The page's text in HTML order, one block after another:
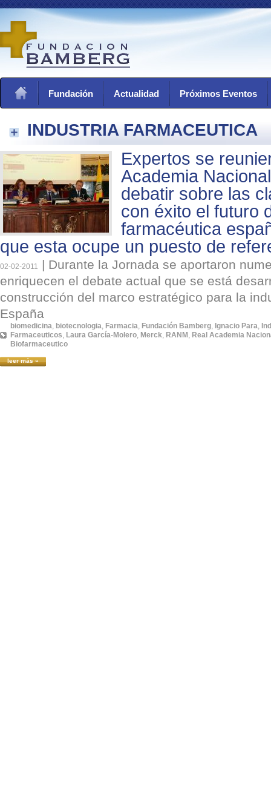
Fundación Actualidad Próximos Eventos
INDUSTRIA FARMACEUTICA
Expertos se
Academia
debatir sobre las
con éxito el futuro
farmacéutica
que esta ocupe un puesto de
02-02-2011 | Durante la Jornada se aportaron
enriquecen el debate actual que se está
construcción del marco estratégico para la
España
biomedicina, biotecnologia, Farmacia, Fundación Bamberg, Ignacio Para,
Farmaceuticos, Laura García-Molero, Merck, RANM , Real Academia
Biofarmaceutico
leer más »